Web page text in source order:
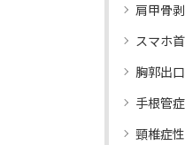
肩甲骨
スマホ首
胸郭出
手根管
頸椎症